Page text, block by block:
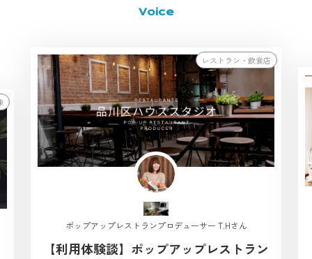
Voice
レストラン・飲食店
ポップアップレストランプロデューサー T.Hさん
【利用体験談】ポップアップレストラン